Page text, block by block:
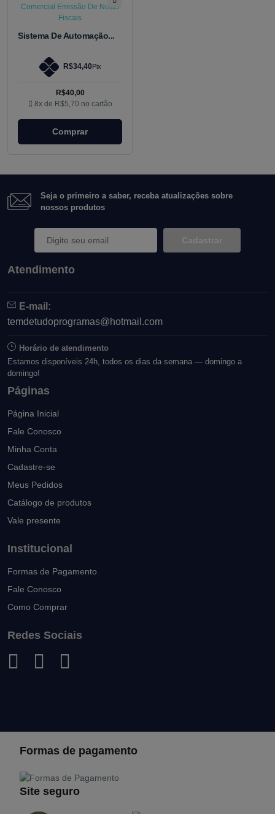
Sistema De Automação...
R$34,40 Pix
R$40,00
8x de R$5,70 no cartão
Comprar
Seja o primeiro a saber, receba atualizações sobre
nossos produtos
Cadastrar
Atendimento
E-mail:
temdetudoprogramas@hotmail.com
Horário de atendimento
Estamos disponíveis 24h, todos os dias da semana — domingo a
domingo!
Páginas
Página Inicial
Fale Conosco
Minha Conta
Cadastre-se
Meus Pedidos
Catálogo de produtos
Vale presente
Institucional
Formas de Pagamento
Fale Conosco
Como Comprar
Redes Sociais
Formas de pagamento
Site seguro